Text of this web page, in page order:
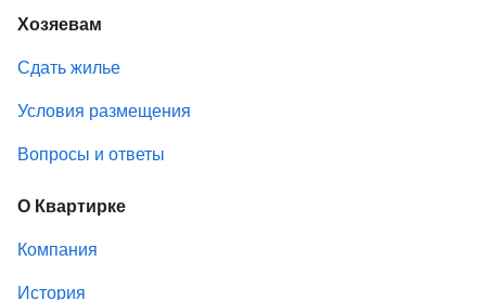
Хозяевам
Сдать жилье
Условия размещения
Вопросы и ответы
О Квартирке
Компания
История